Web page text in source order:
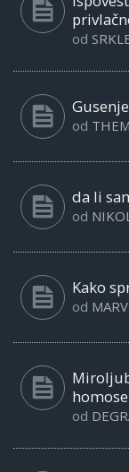
od
od
da li
od
Kako
od
od